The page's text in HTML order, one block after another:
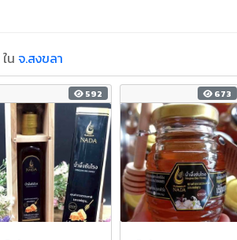
ใน จ.สงขลา
592 673